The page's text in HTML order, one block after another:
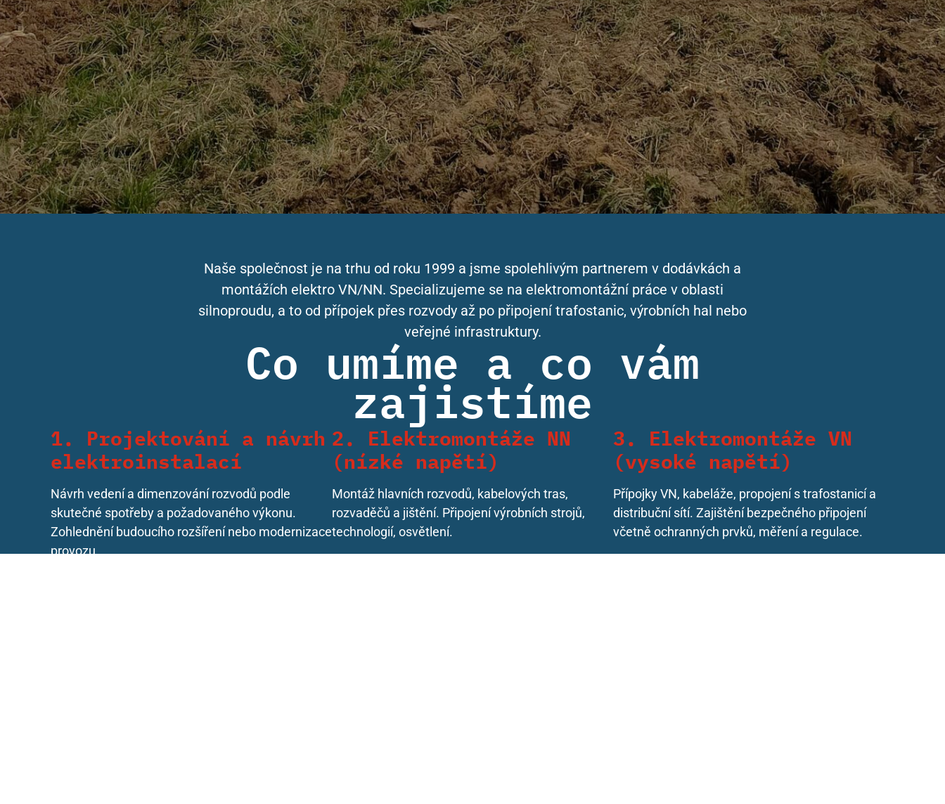
Naše společnost je na trhu od roku 1999 a jsme spolehlivým partnerem v dodávkách a
montážích elektro VN/NN. Specializujeme se na elektromontážní práce v oblasti
silnoproudu, a to od přípojek přes rozvody až po připojení trafostanic, výrobních hal nebo
veřejné infrastruktury.
Co umíme a co vám
zajistíme
1. Projektování a návrh
elektroinstalací
Návrh vedení a dimenzování rozvodů podle
skutečné spotřeby a požadovaného výkonu.
Zohlednění budoucího rozšíření nebo modernizace
provozu.
2. Elektromontáže NN
(nízké napětí)
Montáž hlavních rozvodů, kabelových tras,
rozvaděčů a jištění. Připojení výrobních strojů,
technologií, osvětlení.
3. Elektromontáže VN
(vysoké napětí)
Přípojky VN, kabeláže, propojení s trafostanicí a
distribuční sítí. Zajištění bezpečného připojení
včetně ochranných prvků, měření a regulace.